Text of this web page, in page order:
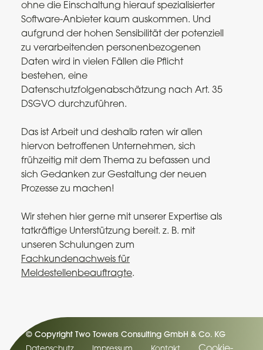
ohne die Einschaltung hierauf spezialisierter
Software-Anbieter kaum auskommen. Und
aufgrund der hohen Sensibilität der potenziell
zu verarbeitenden personenbezogenen
Daten wird in vielen Fällen die Pflicht
bestehen, eine
Datenschutzfolgenabschätzung nach Art. 35
DSGVO durchzuführen.
Das ist Arbeit und deshalb raten wir allen
hiervon betroffenen Unternehmen, sich
frühzeitig mit dem Thema zu befassen und
sich Gedanken zur Gestaltung der neuen
Prozesse zu machen!
Wir stehen hier gerne mit unserer Expertise als
tatkräftige Unterstützung bereit. z. B. mit
unseren Schulungen zum
Fachkundenachweis für
Meldestellenbeauftragte.
© Copyright Two Towers Consulting GmbH & Co. KG